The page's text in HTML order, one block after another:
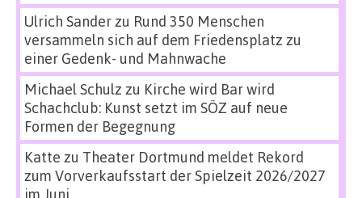
Ulrich Sanderzu Rund 350 Menschen
versammeln sich auf dem Friedensplatz zu
einer Gedenk- und Mahnwache
Michael Schulz zu Kirche wird Bar wird
Schachclub: Kunst setzt im SÖZ auf neue
Formen der Begegnung
Katte zu Theater Dortmund meldet Rekord
zum Vorverkaufsstart der Spielzeit 2026/2027
im Juni